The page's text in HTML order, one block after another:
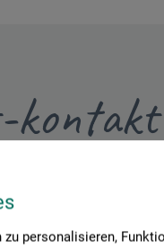
personalisieren,
kontakt